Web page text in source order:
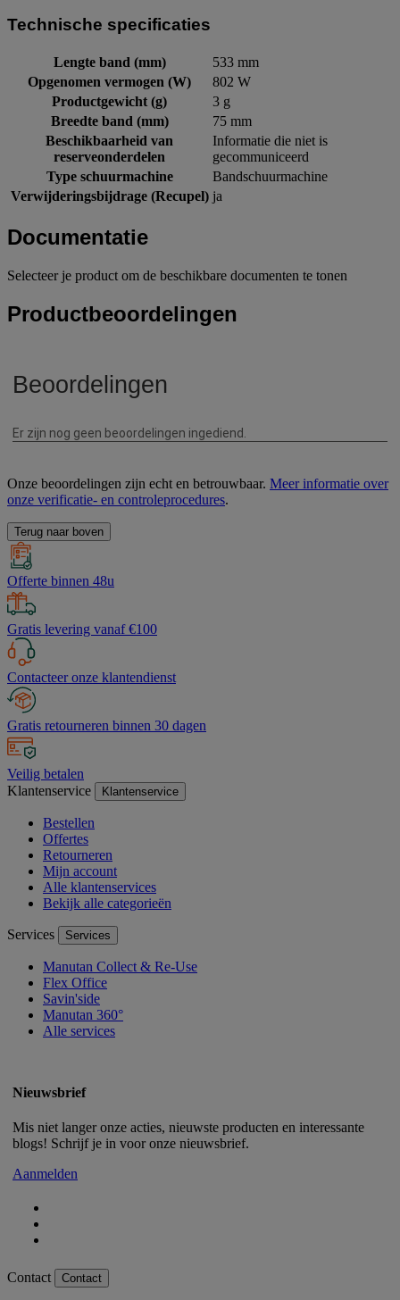
Technische specificaties
Lengte band (mm)
533 mm
Opgenomen vermogen (W)
802 W
Productgewicht (g)
3 g
Breedte band (mm)
75 mm
Beschikbaarheid van
reserveonderdelen
Informatie die niet is
gecommuniceerd
Type schuurmachine
Bandschuurmachine
Verwijderingsbijdrage (Recupel) ja
Documentatie
Selecteer je product om de beschikbare documenten te tonen
Productbeoordelingen
Onze beoordelingen zijn echt en betrouwbaar. Meer informatie over
onze verificatie- en controleprocedures.
Terug naar boven
Offerte binnen 48u
Gratis levering vanaf €100
Contacteer onze klantendienst
Gratis retourneren binnen 30 dagen
Veilig betalen
Klantenservice
Klantenservice
Bestellen
Offertes
Retourneren
Mijn account
Alle klantenservices
Bekijk alle categorieën
Services Services
Manutan Collect & Re-Use
Flex Office
Savin'side
Manutan 360°
Alle services
Nieuwsbrief
Mis niet langer onze acties, nieuwste producten en interessante
blogs! Schrijf je in voor onze nieuwsbrief.
Aanmelden
Contact Contact